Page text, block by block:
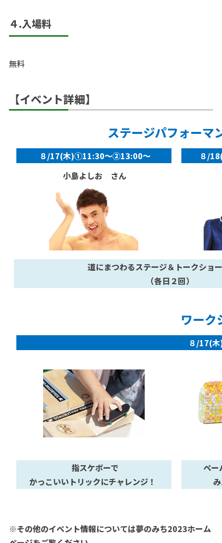
４.入場料
無料
【イベント詳細】
ステージパフォーマ
８/17(木)①11:30～②13:00～
８/
小島よしお さん
道にまつわるステージ＆トークショ
（各日２回）
ワーク
８/17(
指スケボーで
かっこいいトリックにチャレンジ！
ペー
※その他のイベント情報については夢のみち2023ホーム